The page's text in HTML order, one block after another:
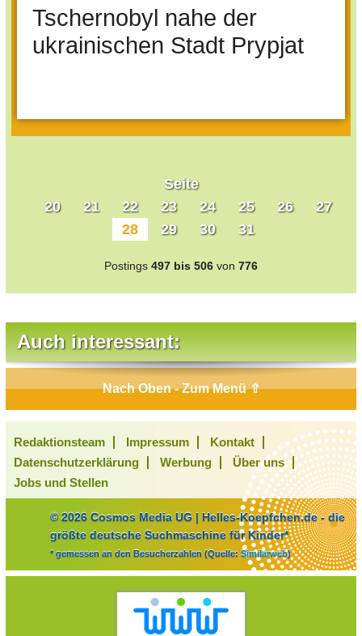
Tschernobyl nahe der
ukrainischen Stadt Prypjat
Seite
20
21 22 23 24 25 26
27
28
29 30 31
Postings 497 bis 506 von 776
Auch interessant:
Nach Oben - Zum Menü ⇧
Redaktionsteam Impressum
Kontakt
Datenschutzerklärung
Werbung
Über uns
Jobs und Stellen
© 2026 Cosmos Media UG | Helles-Koepfchen.de - die
größte deutsche Suchmaschine für Kinder*
* gemessen an den Besucherzahlen (Quelle: Similarweb)